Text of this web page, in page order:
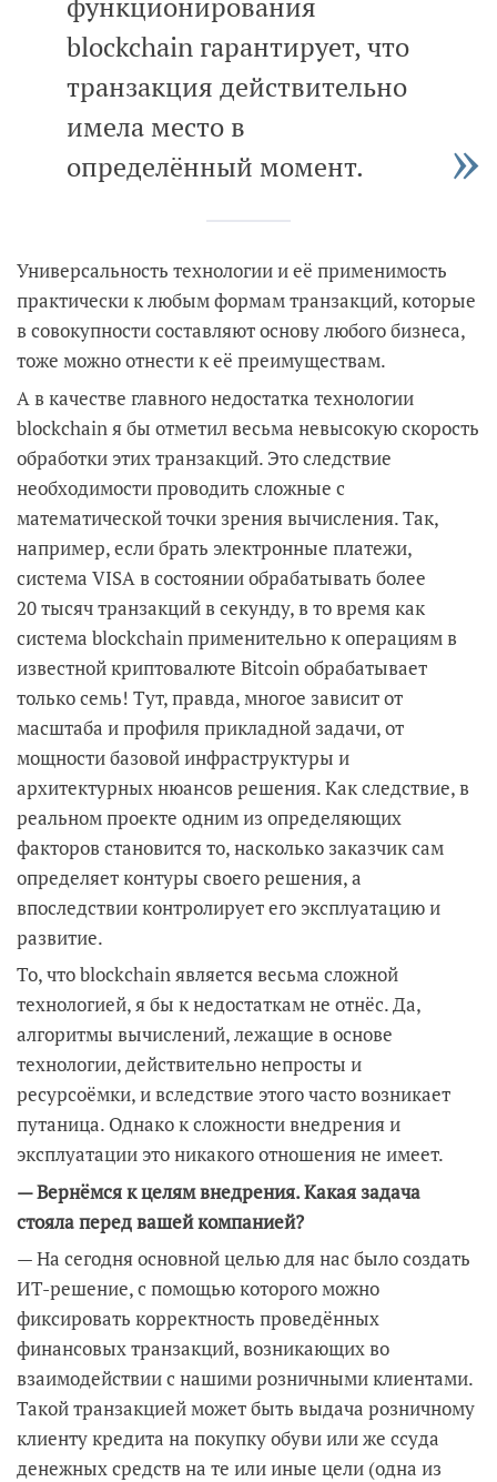
blockchain гарантирует, что
транзакция действительно
имела место в
определённый момент.
Универсальность технологии и её применимость
практически к любым формам транзакций, которые
в совокупности составляют основу любого бизнеса,
тоже можно отнести к её преимуществам.
А в качестве главного недостатка технологии
blockchain я бы отметил весьма невысокую скорость
обработки этих транзакций. Это следствие
необходимости проводить сложные с
математической точки зрения вычисления. Так,
например, если брать электронные платежи,
система VISA в состоянии обрабатывать более
20 тысяч транзакций в секунду, в то время как
система blockchain применительно к операциям в
известной криптовалюте Bitcoin обрабатывает
только семь! Тут, правда, многое зависит от
масштаба и профиля прикладной задачи, от
мощности базовой инфраструктуры и
архитектурных нюансов решения. Как следствие, в
реальном проекте одним из определяющих
факторов становится то, насколько заказчик сам
определяет контуры своего решения, а
впоследствии контролирует его эксплуатацию и
развитие.
То, что blockchain является весьма сложной
технологией, я бы к недостаткам не отнёс. Да,
алгоритмы вычислений, лежащие в основе
технологии, действительно непросты и
ресурсоёмки, и вследствие этого часто возникает
путаница. Однако к сложности внедрения и
эксплуатации это никакого отношения не имеет.
— Вернёмся к целям внедрения. Какая задача
стояла перед вашей компанией?
— На сегодня основной целью для нас было создать
ИТ-решение, с помощью которого можно
фиксировать корректность проведённых
финансовых транзакций, возникающих во
взаимодействии с нашими розничными клиентами.
Такой транзакцией может быть выдача розничному
клиенту кредита на покупку обуви или же ссуда
денежных средств на те или иные цели (одна из